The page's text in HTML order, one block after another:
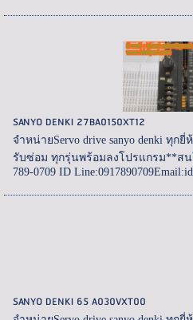
SANYO DENKI 27BA0150XT12
จำหน่ายServo drive sanyo denki ทุ
รับซ่อม ทุกรุ่นพร้อมลงโปรแกรม**ส
789-0709 ID
SANYO DENKI 65 A030VXT00